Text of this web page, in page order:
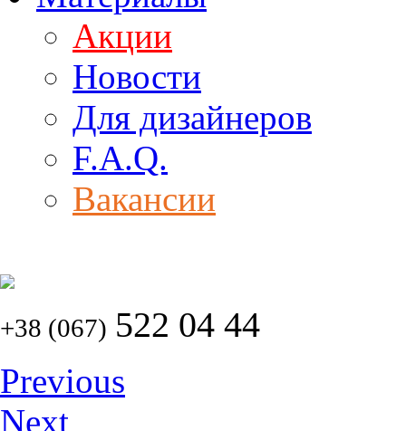
Акции
Новости
Для дизайнеров
F.A.Q.
Вакансии
+38 (067) 522 04 44
Previous
Next